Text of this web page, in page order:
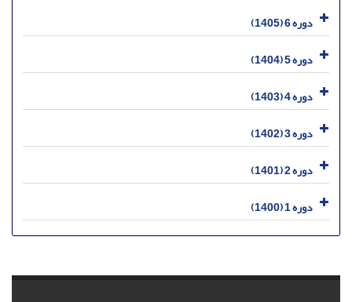
دوره 6 (1405)
دوره 5 (1404)
دوره 4 (1403)
دوره 3 (1402)
دوره 2 (1401)
دوره 1 (1400)